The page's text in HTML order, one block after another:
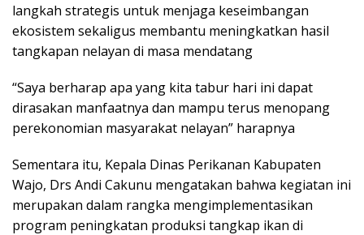
langkah strategis untuk menjaga keseimbangan
ekosistem sekaligus membantu meningkatkan hasil
tangkapan nelayan di masa mendatang
“Saya berharap apa yang kita tabur hari ini dapat
dirasakan manfaatnya dan mampu terus menopang
perekonomian masyarakat nelayan” harapnya
Sementara itu, Kepala Dinas Perikanan Kabupaten
Wajo, Drs Andi Cakunu mengatakan bahwa kegiatan ini
merupakan dalam rangka mengimplementasikan
program peningkatan produksi tangkap ikan di